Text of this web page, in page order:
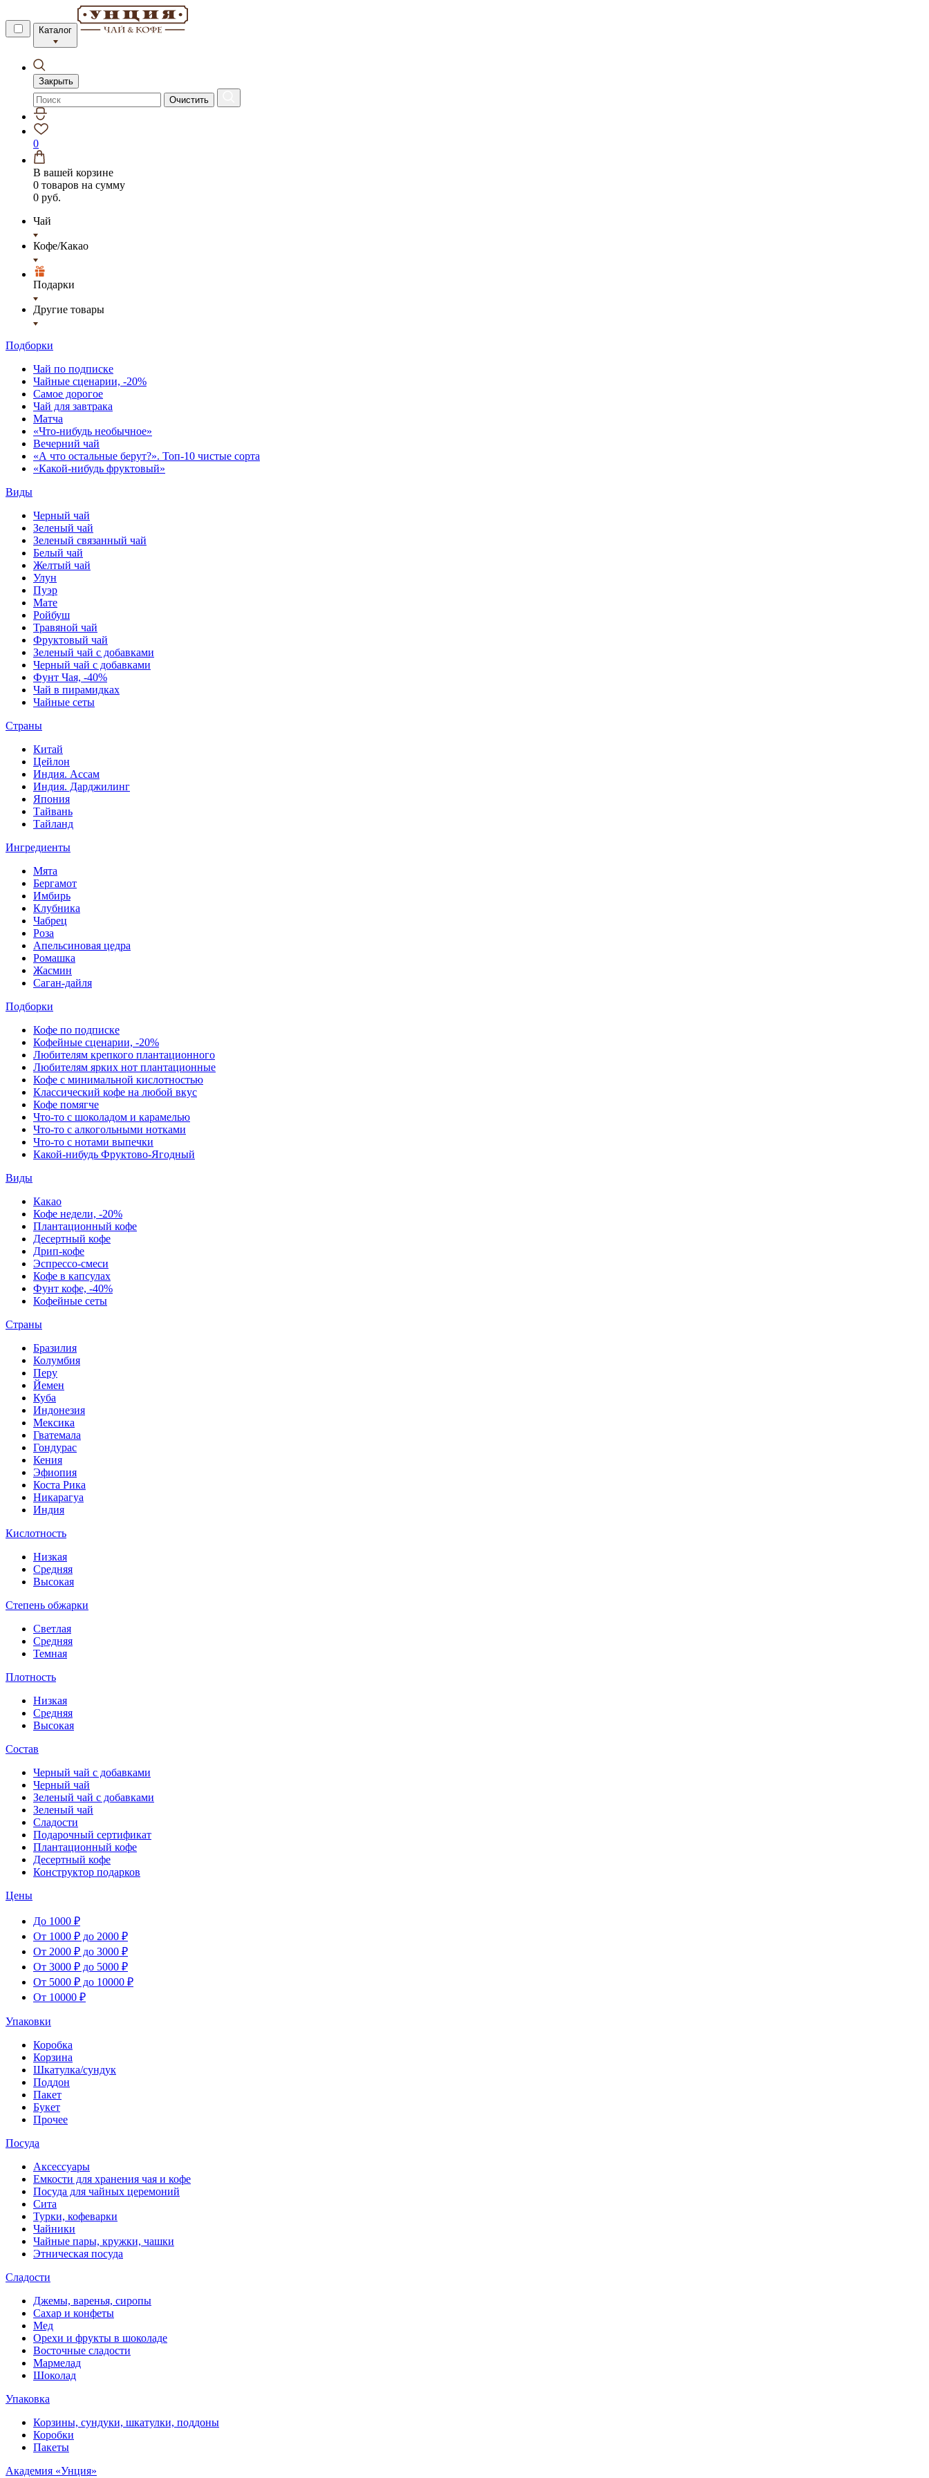
Каталог
Закрыть
Очистить
0
В вашей корзине
0 товаров на сумму
0 руб.
Чай
Кофе/Какао
Подарки
Другие товары
Подборки
Чай по подписке
Чайные сценарии, -20%
Самое дорогое
Чай для завтрака
Матча
«Что-нибудь необычное»
Вечерний чай
«А что остальные берут?». Топ-10 чистые сорта
«Какой-нибудь фруктовый»
Виды
Черный чай
Зеленый чай
Зеленый связанный чай
Белый чай
Желтый чай
Улун
Пуэр
Мате
Ройбуш
Травяной чай
Фруктовый чай
Зеленый чай с добавками
Черный чай с добавками
Фунт Чая, -40%
Чай в пирамидках
Чайные сеты
Страны
Китай
Цейлон
Индия. Ассам
Индия. Дарджилинг
Япония
Тайвань
Тайланд
Ингредиенты
Мята
Бергамот
Имбирь
Клубника
Чабрец
Роза
Апельсиновая цедра
Ромашка
Жасмин
Саган-дайля
Подборки
Кофе по подписке
Кофейные сценарии, -20%
Любителям крепкого плантационного
Любителям ярких нот плантационные
Кофе с минимальной кислотностью
Классический кофе на любой вкус
Кофе помягче
Что-то с шоколадом и карамелью
Что-то с алкогольными нотками
Что-то с нотами выпечки
Какой-нибудь Фруктово-Ягодный
Виды
Какао
Кофе недели, -20%
Плантационный кофе
Десертный кофе
Дрип-кофе
Эспрессо-смеси
Кофе в капсулах
Фунт кофе, -40%
Кофейные сеты
Страны
Бразилия
Колумбия
Перу
Йемен
Куба
Индонезия
Мексика
Гватемала
Гондурас
Кения
Эфиопия
Коста Рика
Никарагуа
Индия
Кислотность
Низкая
Средняя
Высокая
Степень обжарки
Светлая
Средняя
Темная
Плотность
Низкая
Средняя
Высокая
Состав
Черный чай с добавками
Черный чай
Зеленый чай с добавками
Зеленый чай
Сладости
Подарочный сертификат
Плантационный кофе
Десертный кофе
Конструктор подарков
Цены
До 1000 ₽
От 1000 ₽ до 2000 ₽
От 2000 ₽ до 3000 ₽
От 3000 ₽ до 5000 ₽
От 5000 ₽ до 10000 ₽
От 10000 ₽
Упаковки
Коробка
Корзина
Шкатулка/сундук
Поддон
Пакет
Букет
Прочее
Посуда
Аксессуары
Емкости для хранения чая и кофе
Посуда для чайных церемоний
Сита
Турки, кофеварки
Чайники
Чайные пары, кружки, чашки
Этническая посуда
Сладости
Джемы, варенья, сиропы
Сахар и конфеты
Мед
Орехи и фрукты в шоколаде
Восточные сладости
Мармелад
Шоколад
Упаковка
Корзины, сундуки, шкатулки, поддоны
Коробки
Пакеты
Академия «Унция»